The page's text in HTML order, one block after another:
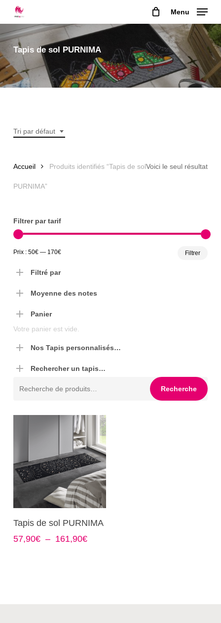
main
content
Menu
Tapis de sol PURNIMA
Tri par défaut
Voici le seul résultat
Accueil Produits identifiés “Tapis de sol
PURNIMA”
Filtrer par tarif
Filtrer
Prix : 50€— 170€
Filtré par
Moyenne des notes
Panier
Votre panier est vide.
Nos Tapis personnalisés…
Rechercher un tapis…
Recherche
Choix Des Options
produit
a
Tapis de sol PURNIMA
57,90€ – 161,90€Plage